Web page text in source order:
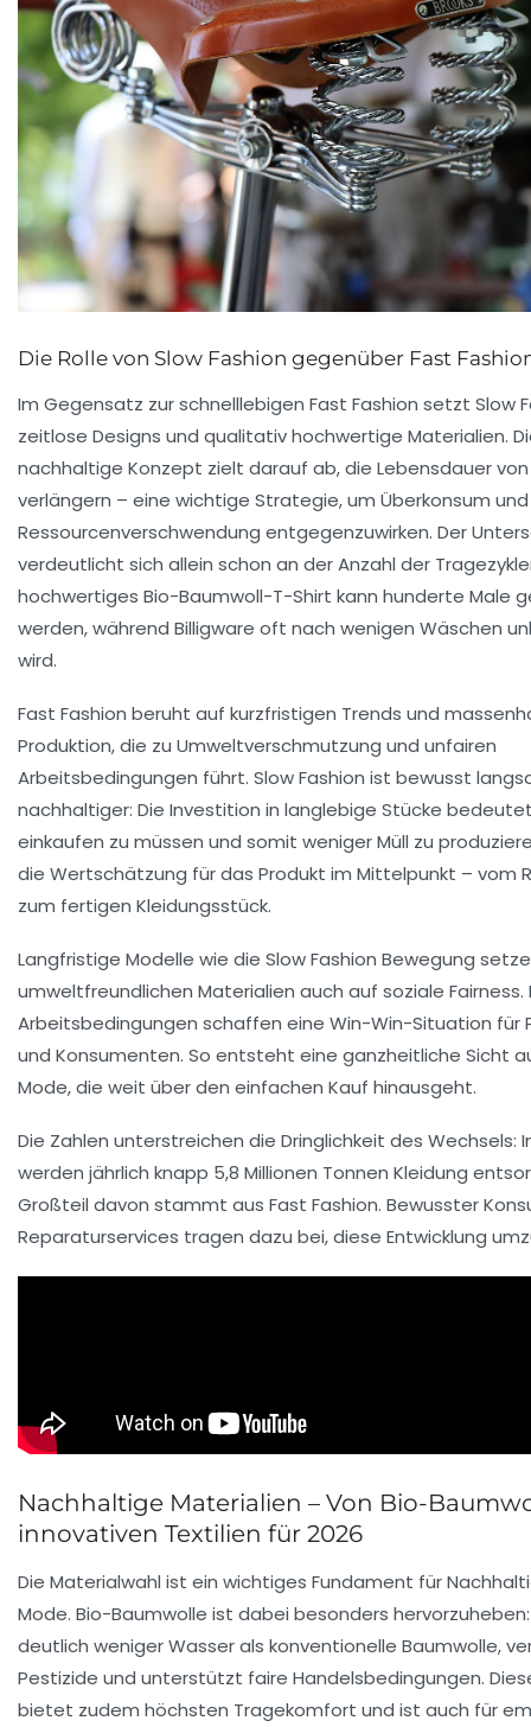
Die Rolle von Slow Fashion gegenüber Fast
Im Gegensatz zur schnelllebigen Fast Fashion setzt Slow
zeitlose Designs und qualitativ hochwertige Materialien.
nachhaltige Konzept zielt darauf ab, die Lebensdauer von
verlängern – eine wichtige Strategie, um Überkonsum und
Ressourcenverschwendung entgegenzuwirken. Der
verdeutlicht sich allein schon an der Anzahl der
hochwertiges Bio-Baumwoll-T-Shirt kann hunderte Male
werden, während Billigware oft nach wenigen Wäschen
wird.
Fast Fashion beruht auf kurzfristigen Trends und
Produktion, die zu Umweltverschmutzung und unfairen
Arbeitsbedingungen führt. Slow Fashion ist bewusst
nachhaltiger: Die Investition in langlebige Stücke
einkaufen zu müssen und somit weniger Müll zu
die Wertschätzung für das Produkt im Mittelpunkt – vom
zum fertigen Kleidungsstück.
Langfristige Modelle wie die Slow Fashion Bewegung
umweltfreundlichen Materialien auch auf soziale Fairness.
Arbeitsbedingungen schaffen eine Win-Win-Situation für
und Konsumenten. So entsteht eine ganzheitliche Sicht
Mode, die weit über den einfachen Kauf hinausgeht.
Die Zahlen unterstreichen die Dringlichkeit des Wechsels:
werden jährlich knapp 5,8 Millionen Tonnen Kleidung
Großteil davon stammt aus Fast Fashion. Bewusster
Reparaturservices tragen dazu bei, diese Entwicklung
Nachhaltige Materialien – Von Bio-
innovativen Textilien für 2026
Die Materialwahl ist ein wichtiges Fundament für
Mode. Bio-Baumwolle ist dabei besonders
deutlich weniger Wasser als konventionelle Baumwolle,
Pestizide und unterstützt faire Handelsbedingungen.
bietet zudem höchsten Tragekomfort und ist auch für